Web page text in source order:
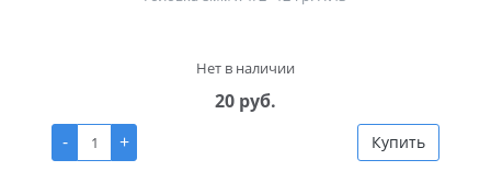
Нет в наличии
20 руб.
-
+ Купить